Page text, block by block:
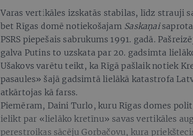
Varas vertikāles izskatās stabilas, līdz strauji
bet Rīgas domē notiekošajam Saskaņai
PSRS piepešais sabrukums 1991. gadā.
galva Putins to uzskata par 20. gadsimta
Ušakovs varētu teikt, ka Rīgā pašlaik notiek
pasaules» šajā gadsimtā lielākā katastrofa
atkārtojas kā farss.
Piemēram, Daini Turlo, kuru Rīgas domes
ielikt par «lielāko kretīnu» savas vertikāles
perestroikas sācēju Gorbačovu, kura